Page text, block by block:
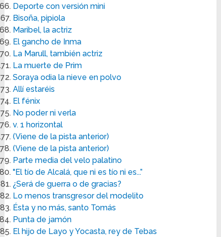
Deporte con versión mini
Bisoña, pipiola
Maribel, la actriz
El gancho de Inma
La Marull, también actriz
La muerte de Prim
Soraya odia la nieve en polvo
Allí estaréis
El fénix
No poder ni verla
v. 1 horizontal
(Viene de la pista anterior)
(Viene de la pista anterior)
Parte media del velo palatino
"El tío de Alcalá, que ni es tío ni es...”
¿Será de guerra o de gracias?
Lo menos transgresor del modelito
Ésta y no más, santo Tomás
Punta de jamón
El hijo de Layo y Yocasta, rey de Tebas